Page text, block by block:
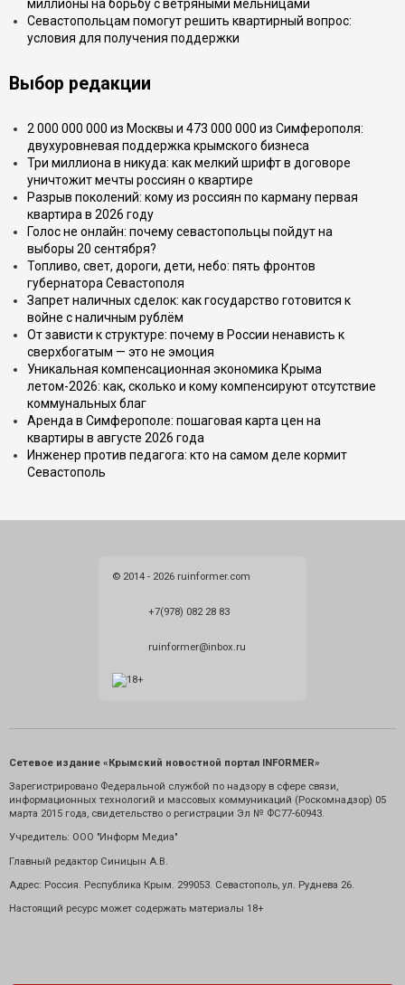
миллионы на борьбу с ветряными мельницами
Севастопольцам помогут решить квартирный вопрос:
условия для получения поддержки
Выбор редакции
2 000 000 000 из Москвы и 473 000 000 из Симферополя:
двухуровневая поддержка крымского бизнеса
Три миллиона в никуда: как мелкий шрифт в договоре
уничтожит мечты россиян о квартире
Разрыв поколений: кому из россиян по карману первая
квартира в 2026 году
Голос не онлайн: почему севастопольцы пойдут на
выборы 20 сентября?
Топливо, свет, дороги, дети, небо: пять фронтов
губернатора Севастополя
Запрет наличных сделок: как государство готовится к
войне с наличным рублём
От зависти к структуре: почему в России ненависть к
сверхбогатым — это не эмоция
Уникальная компенсационная экономика Крыма
летом-2026: как, сколько и кому компенсируют отсутствие
коммунальных благ
Аренда в Симферополе: пошаговая карта цен на
квартиры в августе 2026 года
Инженер против педагога: кто на самом деле кормит
Севастополь
© 2014 - 2026 ruinformer.com
+7(978) 082 28 83
ruinformer@inbox.ru
Сетевое издание «Крымский новостной портал INFORMER»
Зарегистрировано Федеральной службой по надзору в сфере связи,
информационных технологий и массовых коммуникаций (Роскомнадзор) 05
марта 2015 года, свидетельство о регистрации Эл № ФС77-60943.
Учредитель: ООО "Информ Медиа"
Главный редактор Синицын А.В.
Адрес: Россия. Республика Крым. 299053. Севастополь, ул. Руднева 26.
Настоящий ресурс может содержать материалы 18+